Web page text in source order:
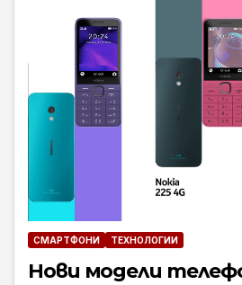
СМАРТФОНИ ТЕХНОЛОГИИ
Нови модели